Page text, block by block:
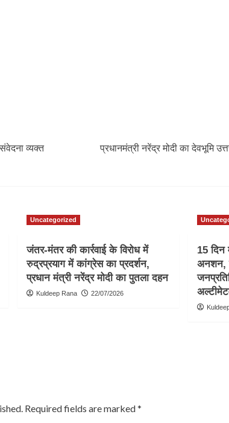
व्यक्त
प्रधानमंत्री नरेंद्र मोदी का देवभूमि
Uncategorized
जंतर-मंतर की कार्रवाई के विरोध में
रुद्रप्रयाग में कांग्रेस का प्रदर्शन,
प्रधान मंत्री नरेंद्र मोदी का पुतला दहन
Kuldeep Rana 22/07/2026
15 दिन
अनशन,
Required fields are marked*